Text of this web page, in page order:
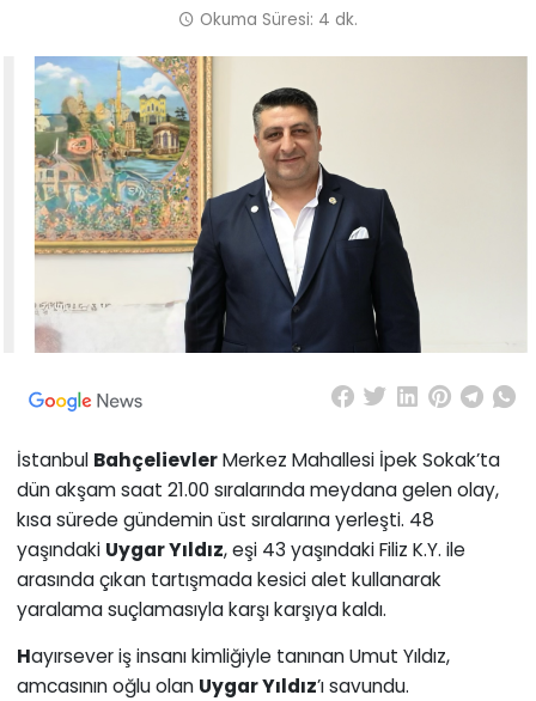
Okuma Süresi: 4 dk.
İstanbul BahçelievlerMerkez Mahallesi İpek Sokak’ta
dün akşam saat 21.00 sıralarında meydana gelen olay,
kısa sürede gündemin üst sıralarına yerleşti. 48
yaşındaki Uygar Yıldız, eşi 43 yaşındaki Filiz K.Y. ile
arasında çıkan tartışmada kesici alet kullanarak
yaralama suçlamasıyla karşı karşıya kaldı.
Hayırsever iş insanı kimliğiyle tanınan Umut Yıldız,
amcasının oğlu olan Uygar Yıldız’ı savundu.